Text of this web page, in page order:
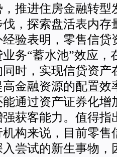
，推进住房金融转型
伐，探索盘活表内存
验表明，零售信贷
务“蓄水池”效应，
时，实现信贷资产
金融资源的配置效
能通过资产证券化增
获客能力。值得指
构来说，目前零售
入尝试的新生事物，